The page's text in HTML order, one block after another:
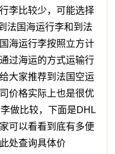
李比较少，可能选择
国海运行李和到法
运行李按照立方计
过海运的方式运输行
大家推荐到法国空运
价格实际上也是很优
做比较，下面是DHL
可以看看到底有多便
处查询具体价